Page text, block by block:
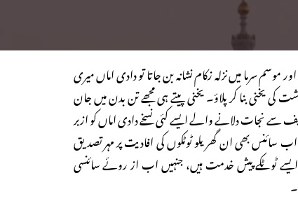
موسم سرما میں نزلہ زکام نشانہ بن جاتا تو دادی اماں میری
یخنی بنا کر پلاؤ۔ یخنی پیتے ہی مجھے تن بدن میں جان
سے نجات دلانے والے ایسے کئی نسخے دادی اماں کو ازبر
بھی ان گھریلو ٹوٹکوں کی افادیت پر مہر تصدیق
ٹوٹکے پیش خدمت ہیں، جنہیں اب از روئے سائنسی